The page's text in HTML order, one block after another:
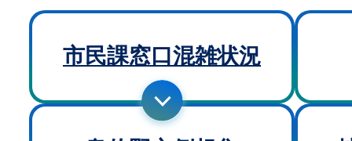
市民課窓口混雑状況